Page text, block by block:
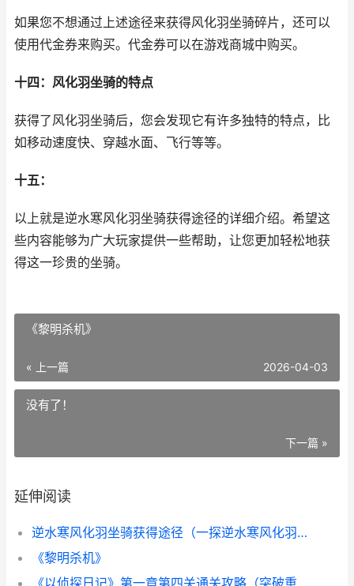
如果您不想通过上述途径来获得风化羽坐骑碎片，还可以
使用代金券来购买。代金券可以在游戏商城中购买。
十四：风化羽坐骑的特点
获得了风化羽坐骑后，您会发现它有许多独特的特点，比
如移动速度快、穿越水面、飞行等等。
十五：
以上就是逆水寒风化羽坐骑获得途径的详细介绍。希望这
些内容能够为广大玩家提供一些帮助，让您更加轻松地获
得这一珍贵的坐骑。
《黎明杀机》
« 上一篇 2026-04-03
没有了！
下一篇 »
延伸阅读
逆水寒风化羽坐骑获得途径（一探逆水寒风化羽坐骑的来源和获取方法）
《黎明杀机》